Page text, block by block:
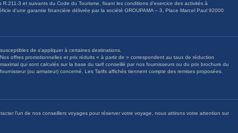
3 et suivants du Code du Tourisme, fixant les conditions d’exercice des activités à
d’une garantie financière délivrée par la société GROUPAMA – 3, Place Marcel Paul 92000
susceptibles de s'appliquer à certaines destinations.
Nos offres promotionnelles et prix réduits « à partir de » correspondent au taux de réduction
maximal qui sont calculés sur la base du tarif conseillé par nos fournisseurs ou du prix brochure du
fournisseur (ou armateur) concerné. Les Tarifs affichés tiennent compte des remises proposées.
l’un de nos conseillers voyages pour réserver votre voyage, nous attirons votre attention sur